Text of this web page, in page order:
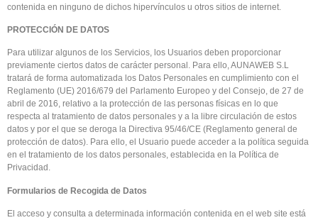
contenida en ninguno de dichos hipervínculos u otros sitios de internet.
PROTECCIÓN DE DATOS
Para utilizar algunos de los Servicios, los Usuarios deben proporcionar
previamente ciertos datos de carácter personal. Para ello, AUNAWEB S.L
tratará de forma automatizada los Datos Personales en cumplimiento con el
Reglamento (UE) 2016/679 del Parlamento Europeo y del Consejo, de 27 de
abril de 2016, relativo a la protección de las personas físicas en lo que
respecta al tratamiento de datos personales y a la libre circulación de estos
datos y por el que se deroga la Directiva 95/46/CE (Reglamento general de
protección de datos). Para ello, el Usuario puede acceder a la política seguida
en el tratamiento de los datos personales, establecida en la Política de
Privacidad.
Formularios de Recogida de Datos
El acceso y consulta a determinada información contenida en el web site está